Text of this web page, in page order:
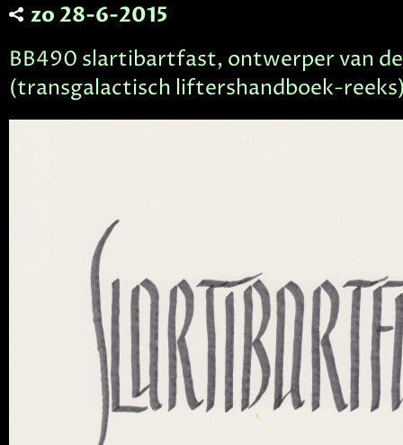
zo 28-6-2015
BB490 slartibartfast, ontwerper van
(transgalactisch liftershandboek-